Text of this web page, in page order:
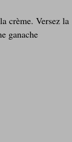
ganache